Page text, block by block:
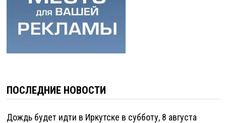
ПОСЛЕДНИЕ НОВОСТИ
Дождь будет идти в Иркутске в субботу, 8 августа